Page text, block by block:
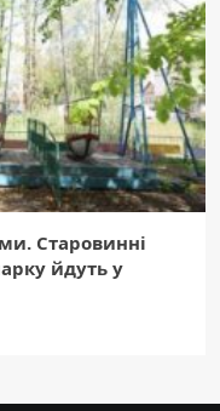
Старовинні
йдуть у